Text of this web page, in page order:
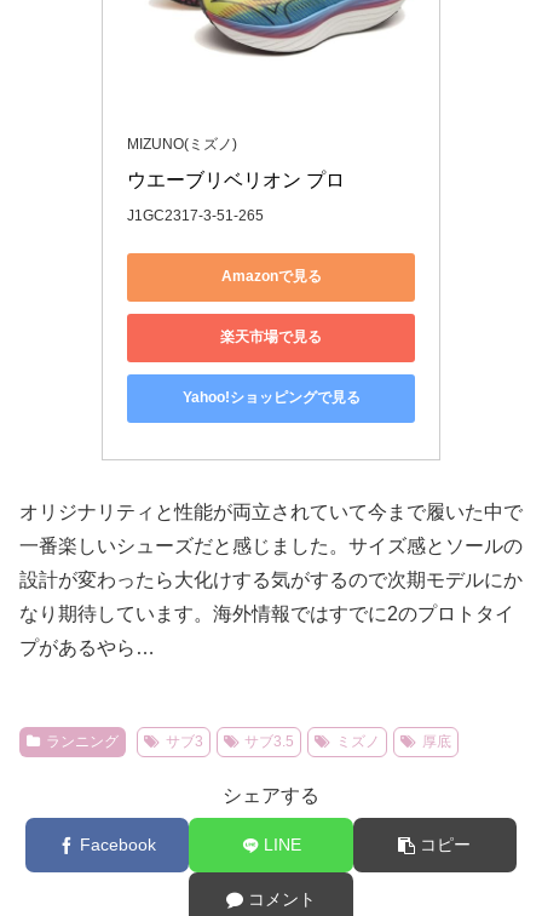
MIZUNO(ミズノ)
ウエーブリベリオン プロ
J1GC2317-3-51-265
Amazonで見る
楽天市場で見る
Yahoo!ショッピングで見る
オリジナリティと性能が両立されていて今まで履いた中で
一番楽しいシューズだと感じました。サイズ感とソールの
設計が変わったら大化けする気がするので次期モデルにか
なり期待しています。海外情報ではすでに2のプロトタイ
プがあるやら…
ランニング サブ3 サブ3.5 ミズノ 厚底
シェアする
Facebook LINE コピー
コメント